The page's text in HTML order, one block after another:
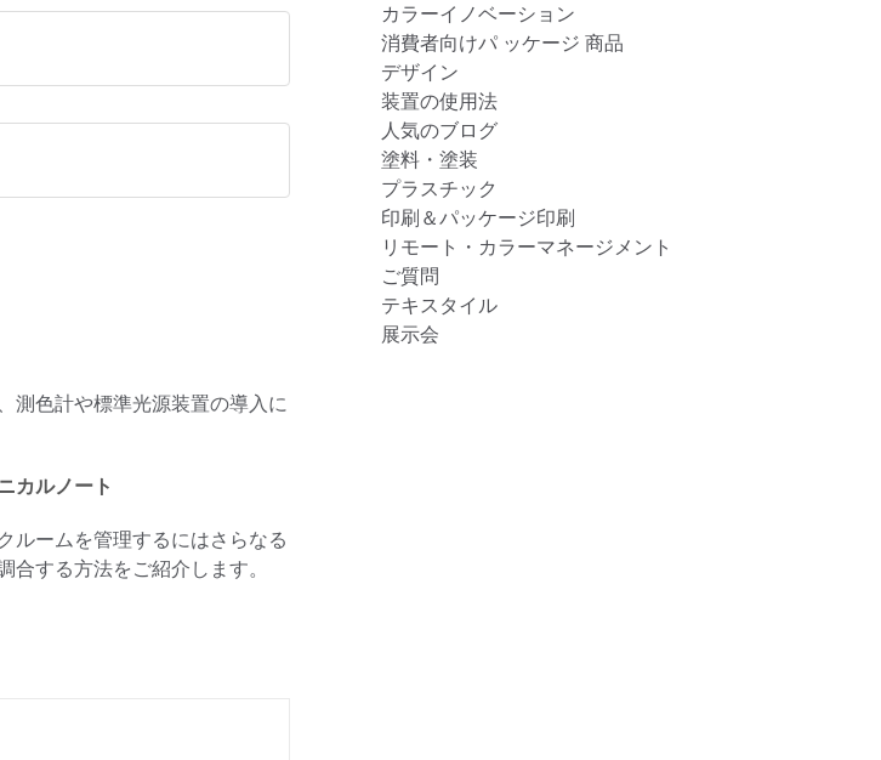
測色計や標準光源装置の導入に
カルノート
ルームを管理するにはさらなる
する方法をご紹介します。
カラーイノベーション
消費者向けパ ッケージ 商品
デザイン
装置の使用法
人気のブログ
塗料・塗装
プラスチック
印刷＆パッケージ印刷
リモート・カラーマネージメント
ご質問
テキスタイル
展示会